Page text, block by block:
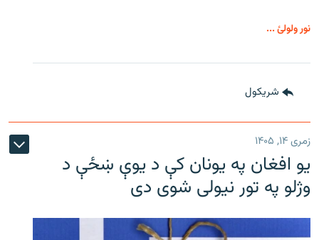
نور ولولئ ...
شريکول
زمری ۱۴, ۱۴۰۵
یو افغان په یونان کې د یوې ښځې د
وژلو په تور نیولی شوی دی